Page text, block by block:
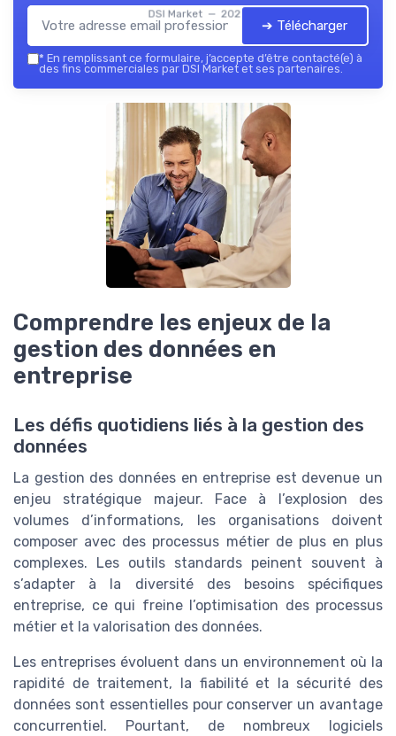
DSI Market — 2026
➔ Télécharger
* En remplissant ce formulaire, j’accepte d’être contacté(e) à
des fins commerciales par DSI Market et ses partenaires.
Comprendre les enjeux de la
gestion des données en
entreprise
Les défis quotidiens liés à la gestion des
données
La gestion des données en entreprise est devenue un
enjeu stratégique majeur. Face à l’explosion des
volumes d’informations, les organisations doivent
composer avec des processus métier de plus en plus
complexes. Les outils standards peinent souvent à
s’adapter à la diversité des besoins spécifiques
entreprise, ce qui freine l’optimisation des processus
métier et la valorisation des données.
Les entreprises évoluent dans un environnement où la
rapidité de traitement, la fiabilité et la sécurité des
données sont essentielles pour conserver un avantage
concurrentiel. Pourtant, de nombreux logiciels